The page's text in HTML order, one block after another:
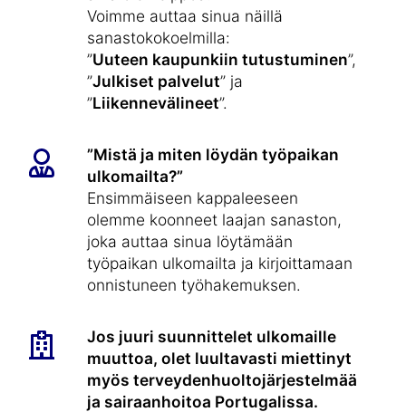
Voimme auttaa sinua näillä
sanastokokoelmilla:
”Uuteen kaupunkiin tutustuminen”,
”Julkiset palvelut” ja
”Liikennevälineet”.
”Mistä ja miten löydän työpaikan
ulkomailta?”
Ensimmäiseen kappaleeseen
olemme koonneet laajan sanaston,
joka auttaa sinua löytämään
työpaikan ulkomailta ja kirjoittamaan
onnistuneen työhakemuksen.
Jos juuri suunnittelet ulkomaille
muuttoa, olet luultavasti miettinyt
myös terveydenhuoltojärjestelmää
ja sairaanhoitoa Portugalissa.